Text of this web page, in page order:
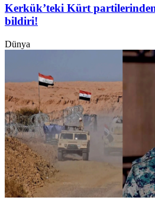
Kerkük’teki Kürt
bildiri!
Dünya